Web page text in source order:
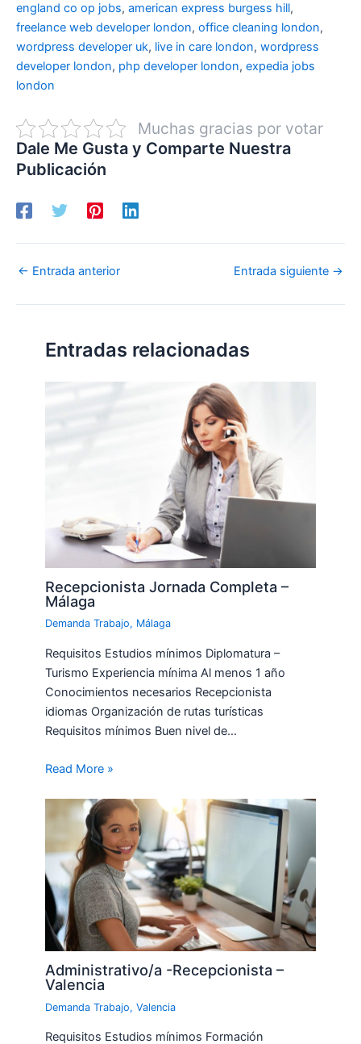
england co op jobs, american express burgess hill,
freelance web developer london, office cleaning london,
wordpress developer uk, live in care london, wordpress
developer london, php developer london, expedia jobs
london
Muchas gracias por votar
Dale Me Gusta y Comparte Nuestra
Publicación
← Entrada anterior Entrada siguiente →
Entradas relacionadas
Recepcionista Jornada Completa –
Málaga
Demanda Trabajo, Málaga
Requisitos Estudios mínimos Diplomatura –
Turismo Experiencia mínima Al menos 1 año
Conocimientos necesarios Recepcionista
idiomas Organización de rutas turísticas
Requisitos mínimos Buen nivel de…
Read More »
Administrativo/a -Recepcionista –
Valencia
Demanda Trabajo,Valencia
Requisitos Estudios mínimos Formación